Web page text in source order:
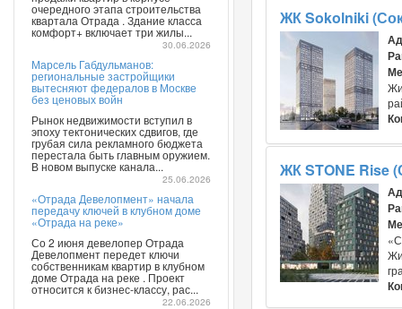
очередного этапа строительства
квартала Отрада . Здание класса
комфорт+ включает три жилы...
30.06.2026
Марсель Габдульманов:
региональные застройщики
вытесняют федералов в Москве
без ценовых войн
Рынок недвижимости вступил в
эпоху тектонических сдвигов, где
грубая сила рекламного бюджета
перестала быть главным оружием.
В новом выпуске канала...
25.06.2026
«Отрада Девелопмент» начала
передачу ключей в клубном доме
«Отрада на реке»
Со 2 июня девелопер Отрада
Девелопмент передет ключи
собственникам квартир в клубном
доме Отрада на реке . Проект
относится к бизнес-классу, рас...
22.06.2026
ЖК Sokolniki
ЖК STONE Rise